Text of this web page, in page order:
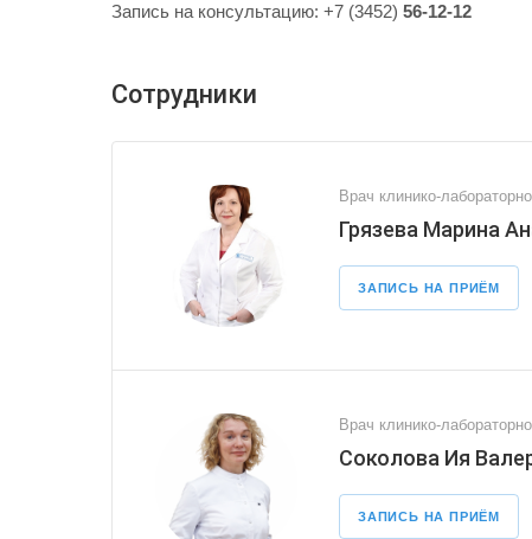
Запись на консультацию: +7 (3452) 56-12-12
Сотрудники
Врач клинико-
Грязева Марина
ЗАПИСЬ НА ПРИЁМ
Врач клинико-
Соколова Ия
ЗАПИСЬ НА ПРИЁМ